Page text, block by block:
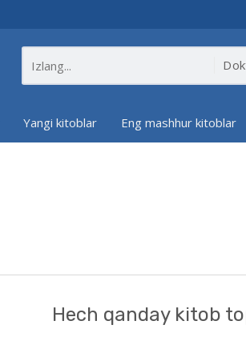
Yangi kitoblar Eng mashhur kitoblar
Hech qanday kitob